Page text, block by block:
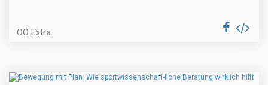
OÖ Extra